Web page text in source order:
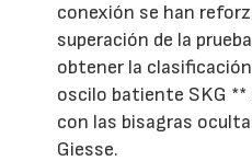
conexión se han
superación de la
obtener la
oscilo batiente SKG **
con las bisagras
Giesse.